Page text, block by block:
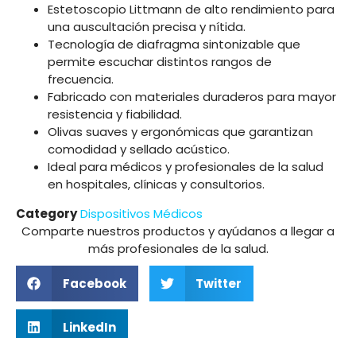
Estetoscopio Littmann de alto rendimiento para
una auscultación precisa y nítida.
Tecnología de diafragma sintonizable que
permite escuchar distintos rangos de
frecuencia.
Fabricado con materiales duraderos para mayor
resistencia y fiabilidad.
Olivas suaves y ergonómicas que garantizan
comodidad y sellado acústico.
Ideal para médicos y profesionales de la salud
en hospitales, clínicas y consultorios.
CategoryDispositivos Médicos
Comparte nuestros productos y ayúdanos a llegar a
más profesionales de la salud.
Facebook Twitter
LinkedIn